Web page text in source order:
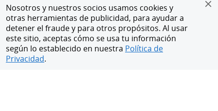
Nosotros y nuestros socios usamos cookies y
otras herramientas de publicidad, para ayudar a
detener el fraude y para otros propósitos. Al usar
este sitio, aceptas cómo se usa tu información
según lo establecido en nuestra Política de
Privacidad.
Oportunidades laborales(Se abre en superposición)
Mapa del sitio Privacidad
Seguridad Términos de uso Accesibilidad
AdChoices (Se abre en superposición)
Enviar comentarios(Se abre en superposición)
Miembro de FDIC